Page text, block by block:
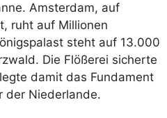
Amsterdam, auf
ruht auf Millionen
steht auf 13.000
Die Flößerei sicherte
damit das Fundament
der Niederlande.